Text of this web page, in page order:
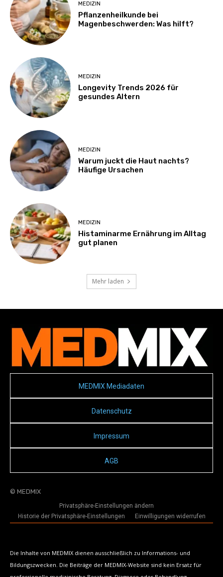
MEDIZIN
Pflanzenheilkunde bei
Magenbeschwerden: Was hilft?
MEDIZIN
Longevity Trends 2026 für
gesundes Altern
MEDIZIN
Warum juckt die Haut nachts?
Häufige Ursachen
MEDIZIN
Histaminarme Ernährung im Alltag
gut planen
Mehr laden
MEDMIX Mediadaten
Datenschutz
Impressum
AGB
© MEDMIX
Privatsphäre-Einstellungen ändern
Historie der Privatsphäre-Einstellungen
Einwilligungen widerrufen
Die Inhalte von MEDMIX dienen ausschließlich zu Informations- und
Bildungszwecken. Die Beiträge der MEDMIX-Website sind kein Ersatz für